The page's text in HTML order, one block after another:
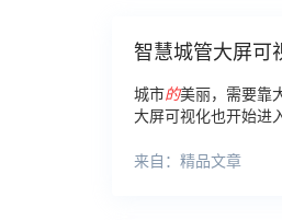
智慧城管大屏可
实用功能
城市的美丽，需要靠
大屏可视化也开始进
来自：精品文章